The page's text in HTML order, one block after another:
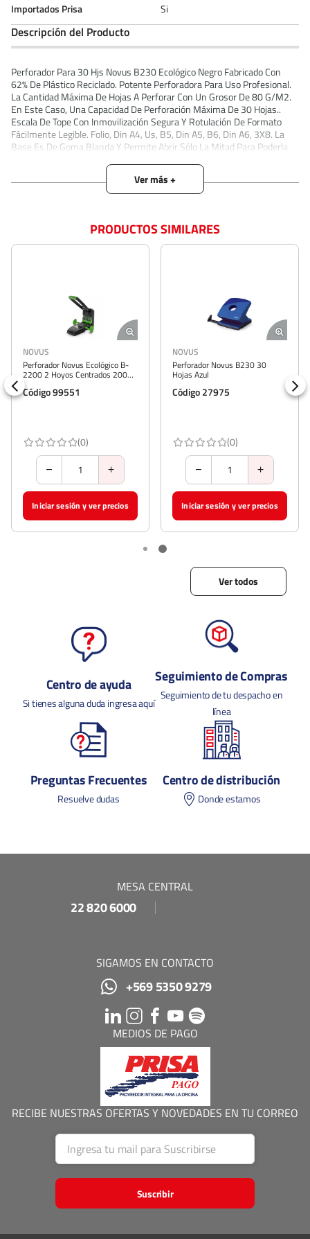
Importados Prisa Si
Descripción del Producto
Perforador Para 30 Hjs Novus B230 Ecológico Negro Fabricado Con
62% De Plástico Reciclado. Potente Perforadora Para Uso Profesional.
La Cantidad Máxima De Hojas A Perforar Con Un Grosor De 80 G/M2.
En Este Caso, Una Capacidad De Perforación Máxima De 30 Hojas..
Escala De Tope Con Inmovilización Segura Y Rotulación De Formato
Fácilmente Legible. Folio, Din A4, Us, B5, Din A5, B6, Din A6, 3X8. La
Base Es De Goma Blanda Y Permite Abrir Sólo La Mitad Para Poderla
Con Tapa De Plástico Pulido, Brillante Y Ergonómico. Peso Aprox: 350
Grs.
PRODUCTOS SIMILARES
NOVUS
Perforador Novus Ecológico B-
2200 2 Hoyos Centrados 200
Hojas
Código 99551
(0)
Iniciar sesión y ver precios
NOVUS
Perforador Novus B230 30
Hojas Azul
Código 27975
(0)
Iniciar sesión y ver precios
Ver todos
Centro de ayuda
Si tienes alguna duda ingresa aquí
Seguimiento de Compras
Seguimiento de tu despacho en
línea
Preguntas Frecuentes
Resuelve dudas
Centro de distribución
Donde estamos
MESA CENTRAL
22 820 6000
SIGAMOS EN CONTACTO
+569 5350 9279
MEDIOS DE PAGO
RECIBE NUESTRAS OFERTAS Y NOVEDADES EN TU CORREO
Suscribir